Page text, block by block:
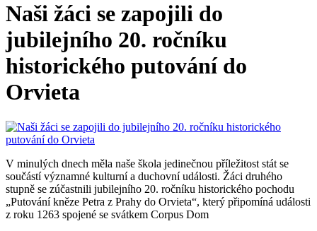
Naši žáci se zapojili do
jubilejního 20. ročníku
historického putování do
Orvieta
V minulých dnech měla naše škola jedinečnou příležitost stát se
součástí významné kulturní a duchovní události. Žáci druhého
stupně se zúčastnili jubilejního 20. ročníku historického pochodu
„Putování kněze Petra z Prahy do Orvieta“, který připomíná události
z roku 1263 spojené se svátkem Corpus Dom